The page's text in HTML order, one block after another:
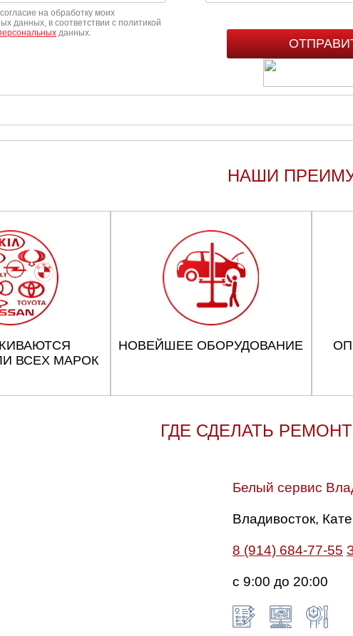
на обработку моих
данных, в соответствии с политикой
данных.
НАШИ
ВСЕХ МАРОК
НОВЕЙШЕЕ ОБОРУДОВАНИЕ
ГДЕ СДЕЛАТЬ РЕМОНТ
Белый сервис
Владивосток,
8 (914) 684-77-55
с 9:00 до 20:00